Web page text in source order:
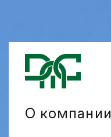
О компании